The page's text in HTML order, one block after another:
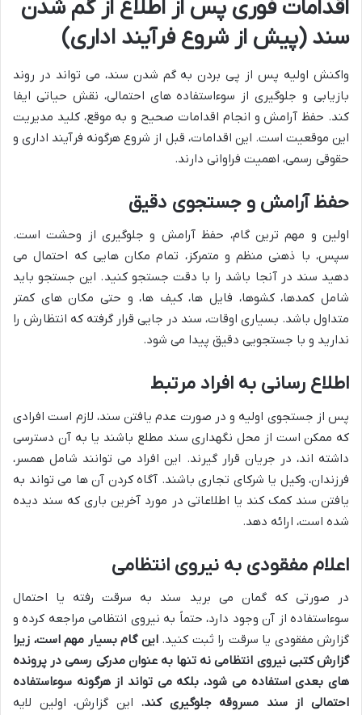
اقدامات فوری پس از اطلاع از گم شدن
سند (پیش از شروع فرآیند اداری)
واکنش اولیه پس از پی بردن به گم شدن سند، می تواند در روند
بازیابی و جلوگیری از سوءاستفاده های احتمالی، نقش حیاتی ایفا
کند. حفظ آرامش و انجام اقدامات صحیح و به موقع، کلید مدیریت
این موقعیت است. این اقدامات، قبل از شروع هرگونه فرآیند اداری و
حقوقی رسمی، اهمیت فراوانی دارند.
حفظ آرامش و جستجوی دقیق
اولین و مهم ترین گام، حفظ آرامش و جلوگیری از وحشت است.
سپس، با ذهنی منظم و متمرکز، تمام مکان هایی که احتمال می
دهید سند در آنجا باشد را با دقت جستجو کنید. این جستجو باید
شامل کمدها، کشوها، فایل ها، کیف ها، و حتی مکان های کمتر
متداول باشد. بسیاری اوقات، سند در جایی قرار گرفته که انتظارش را
ندارید و با جستجویی دقیق پیدا می شود.
اطلاع رسانی به افراد مرتبط
پس از جستجوی اولیه و در صورت عدم یافتن سند، لازم است افرادی
که ممکن است از محل نگهداری سند مطلع باشند یا به آن دسترسی
داشته اند، در جریان قرار گیرند. این افراد می توانند شامل همسر،
فرزندان، وکیل یا شرکای تجاری باشند. آگاه کردن آن ها می تواند به
یافتن سند کمک کند یا اطلاعاتی در مورد آخرین باری که سند دیده
شده است، ارائه دهد.
اعلام مفقودی به نیروی انتظامی
در صورتی که گمان می برید سند به سرقت رفته یا احتمال
سوءاستفاده از آن وجود دارد، حتماً به نیروی انتظامی مراجعه کرده و
گزارش مفقودی یا سرقت را ثبت کنید.این گام بسیار مهم است، زیرا
گزارش کتبی نیروی انتظامی نه تنها به عنوان مدرکی رسمی در پرونده
های بعدی استفاده می شود، بلکه می تواند از هرگونه سوءاستفاده
احتمالی از سند مسروقه جلوگیری کند. این گزارش، اولین لایه